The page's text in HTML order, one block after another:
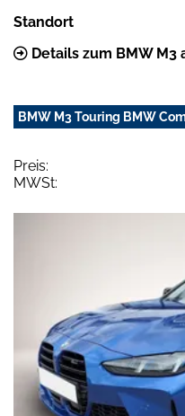
Standort
Details zum BMW M3
BMW M3 Touring BMW
Preis:
MWSt: